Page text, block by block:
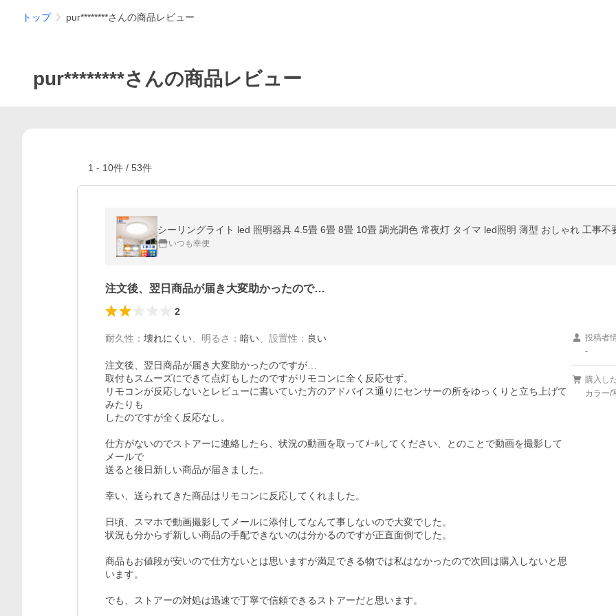
トップ pur********さんの商品レビュー
pur********さんの商品レビュー
1 - 10件 / 53件
シーリングライト led 照明器具 4.5畳 6畳 8畳 10畳 調光調色 常夜灯 タイマ led照明 薄型 おしゃれ 工事不
いつも幸便
注文後、翌日商品が届き大変助かったので…
2
耐久性 ： 壊れにくい 明るさ ： 暗い 設置性 ： 良い
注文後、翌日商品が届き大変助かったのですが…
取付もスムーズにできて点灯もしたのですがリモコンに全く反応せず。
リモコンが反応しないとレビューに書いていた方のアドバイス通りにセンサーの所をゆっくりと立ち上げて
みたりも
したのですが全く反応なし。
仕方がないのでストアーに連絡したら、状況の動画を取ってﾒｰﾙしてください、とのことで動画を撮影して
メールで
送ると後日新しい商品が届きました。
幸い、送られてきた商品はリモコンに反応してくれました。
日頃、スマホで動画撮影してメールに添付してなんて事しないので大変でした。
状況も分からず新しい商品の手配できないのは分かるのですが正直面倒でした。
商品もお値段が安いので仕方ないとは思いますが満足できる物では私はなかったので次回は購入しないと思
います。
でも、ストアーの対処は迅速で丁寧で信頼できるストアーだと思います。
投稿者
-
購入し
カラー/